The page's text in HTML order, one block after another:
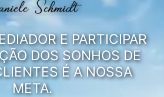
E PARTICIPAR
DOS SONHOS DE
É A NOSSA
META.